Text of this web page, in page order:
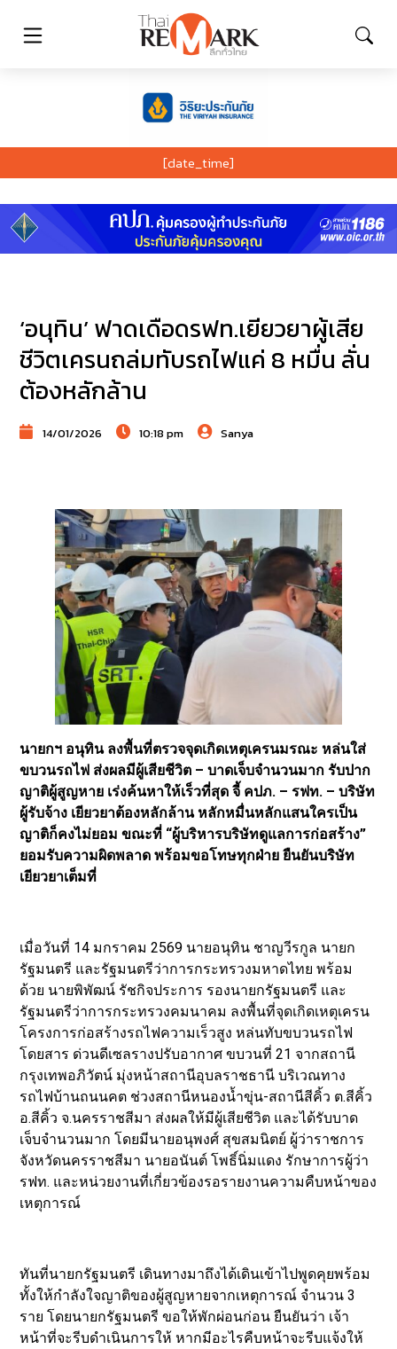
[date_time]
‘อนุทิน’ ฟาดเดือดรฟท.เยียวยาผู้เสีย
ชีวิตเครนถล่มทับรถไฟแค่ 8 หมื่น ลั่น
ต้องหลักล้าน
14/01/2026 10:18 pm Sanya
นายกฯ อนุทิน ลงพื้นที่ตรวจจุดเกิดเหตุเครนมรณะ หล่นใส่
ขบวนรถไฟ ส่งผลมีผู้เสียชีวิต – บาดเจ็บจำนวนมาก รับปาก
ญาติผู้สูญหาย เร่งค้นหาให้เร็วที่สุด จี้ คปภ. – รฟท. – บริษัท
ผู้รับจ้าง เยียวยาต้องหลักล้าน หลักหมื่นหลักแสนใครเป็น
ญาติก็คงไม่ยอม ขณะที่ “ผู้บริหารบริษัทดูแลการก่อสร้าง”
ยอมรับความผิดพลาด พร้อมขอโทษทุกฝ่าย ยืนยันบริษัท
เยียวยาเต็มที่
เมื่อวันที่ 14 มกราคม 2569 นายอนุทิน ชาญวีรกูล นายก
รัฐมนตรี และรัฐมนตรีว่าการกระทรวงมหาดไทย พร้อม
ด้วย นายพิพัฒน์ รัชกิจประการ รองนายกรัฐมนตรี และ
รัฐมนตรีว่าการกระทรวงคมนาคม ลงพื้นที่จุดเกิดเหตุเครน
โครงการก่อสร้างรถไฟความเร็วสูง หล่นทับขบวนรถไฟ
โดยสาร ด่วนดีเซลรางปรับอากาศ ขบวนที่ 21 จากสถานี
กรุงเทพอภิวัตน์ มุ่งหน้าสถานีอุบลราชธานี บริเวณทาง
รถไฟบ้านถนนคต ช่วงสถานีหนองน้ำขุ่น-สถานีสีคิ้ว ต.สีคิ้ว
อ.สีคิ้ว จ.นครราชสีมา ส่งผลให้มีผู้เสียชีวิต และได้รับบาด
เจ็บจำนวนมาก โดยมีนายอนุพงศ์ สุขสมนิตย์ ผู้ว่าราชการ
จังหวัดนครราชสีมา นายอนันต์ โพธิ์นิ่มแดง รักษาการผู้ว่า
รฟท. และหน่วยงานที่เกี่ยวข้องรอรายงานความคืบหน้าของ
เหตุการณ์
ทันที่นายกรัฐมนตรี เดินทางมาถึงได้เดินเข้าไปพูดคุยพร้อม
ทั้งให้กำลังใจญาติของผู้สูญหายจากเหตุการณ์ จำนวน 3
ราย โดยนายกรัฐมนตรี ขอให้พักผ่อนก่อน ยืนยันว่า เจ้า
หน้าที่จะรีบดำเนินการให้ หากมีอะไรคืบหน้าจะรีบแจ้งให้